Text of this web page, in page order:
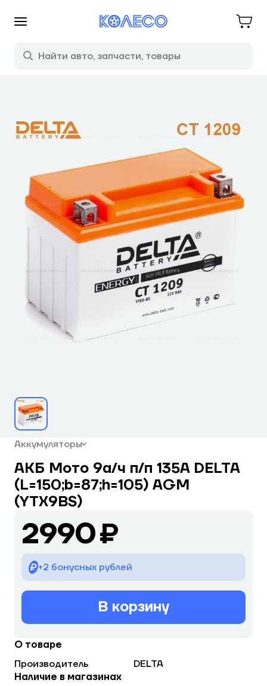
Аккумуляторы
АКБ Мото 9а/ч п/п 135А DELTA
(L=150;b=87;h=105) AGM
(YTX9BS)
2990 ₽
+2 бонусных рублей
В корзину
О товаре
Производитель
DELTA
Наличие в магазинах